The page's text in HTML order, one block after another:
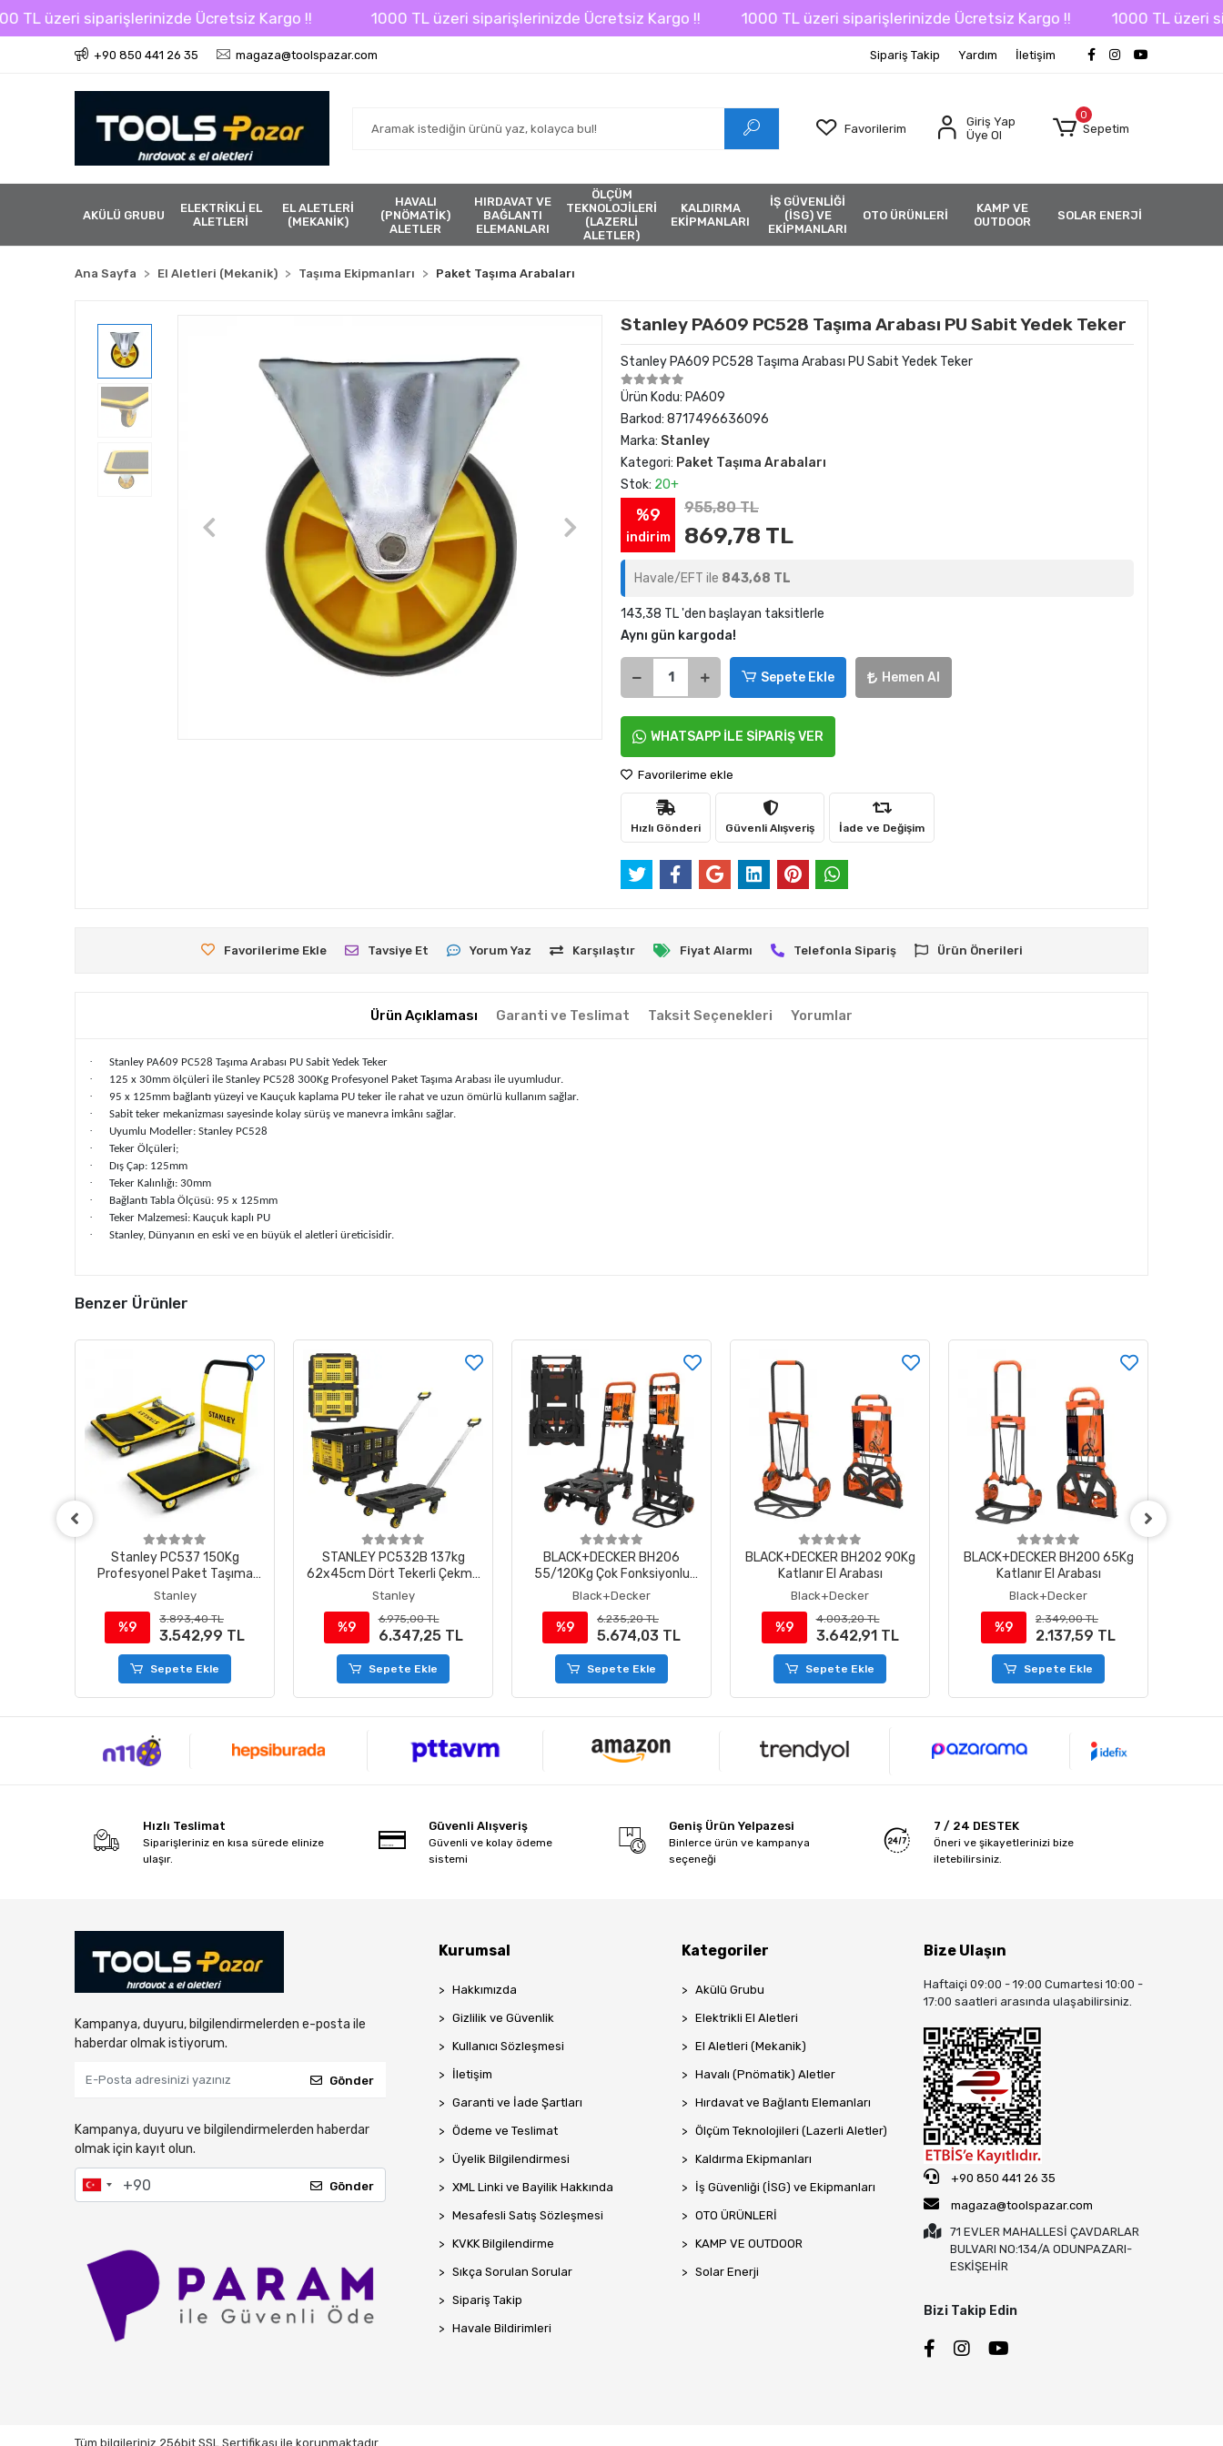
üzeri siparişlerinizde Ücretsiz Kargo !! 1000 TL üzeri siparişlerinizde Ücretsiz Kargo !! 1000 TL üzeri siparişlerinizde Ücretsiz Kargo !! 1000 TL üzeri
+90 850 441 26 35 magaza@toolspazar.com Sipariş Takip Yardım İletişim
Favorilerim
Giriş Yap
Üye Ol
0
Sepetim
AKÜLÜ GRUBU
ELEKTRİKLİ EL
ALETLERİ
EL ALETLERİ
(MEKANİK)
HAVALI
(PNÖMATİK)
ALETLER
HIRDAVAT VE
BAĞLANTI
ELEMANLARI
ÖLÇÜM
TEKNOLOJİLERİ
(LAZERLİ
ALETLER)
KALDIRMA
EKİPMANLARI
İŞ GÜVENLİĞİ
(İSG) VE
EKİPMANLARI
OTO ÜRÜNLERİ
KAMP VE
OUTDOOR
SOLAR ENERJİ
Ana Sayfa El Aletleri (Mekanik) Taşıma Ekipmanları Paket Taşıma Arabaları
Stanley PA609 PC528 Taşıma Arabası PU Sabit Yedek Teker
Stanley PA609 PC528 Taşıma Arabası PU Sabit Yedek Teker
Ürün Kodu: PA609
Barkod: 8717496636096
Marka: Stanley
Kategori: Paket Taşıma Arabaları
Stok: 20+
%9
indirim
955,80 TL
869,78 TL
Havale/EFT ile 843,68 TL
143,38 TL 'den başlayan taksitlerle
Aynı gün kargoda!
Sepete Ekle Hemen Al
WHATSAPP İLE SİPARİŞ VER
Favorilerime ekle
Hızlı Gönderi Güvenli Alışveriş İade ve Değişim
Favorilerime Ekle Tavsiye Et Yorum Yaz Karşılaştır Fiyat Alarmı Telefonla Sipariş Ürün Önerileri
Ürün Açıklaması Garanti ve Teslimat Taksit Seçenekleri Yorumlar
· Stanley PA609 PC528 Taşıma Arabası PU Sabit Yedek Teker
· 125 x 30mm ölçüleri ile Stanley PC528 300Kg Profesyonel Paket Taşıma Arabası ile uyumludur.
· 95 x 125mm bağlantı yüzeyi ve Kauçuk kaplama PU teker ile rahat ve uzun ömürlü kullanım sağlar.
· Sabit teker mekanizması sayesinde kolay sürüş ve manevra imkânı sağlar.
· Uyumlu Modeller: Stanley PC528
· Teker Ölçüleri;
· Dış Çap: 125mm
· Teker Kalınlığı: 30mm
· Bağlantı Tabla Ölçüsü: 95 x 125mm
· Teker Malzemesi: Kauçuk kaplı PU
· Stanley, Dünyanın en eski ve en büyük el aletleri üreticisidir.
Benzer Ürünler
Stanley PC537 150Kg
Profesyonel Paket Taşıma
Arabası
Stanley
%9
3.893,40 TL
3.542,99 TL
Sepete Ekle
STANLEY PC532B 137kg
62x45cm Dört Tekerli Çekme
Kollu Yük ve Paket Taşıma
Arabası + FT505 Çok Amaçlı
Taşıma Sepeti
Stanley
%9
6.975,00 TL
6.347,25 TL
Sepete Ekle
BLACK+DECKER BH206
55/120Kg Çok Fonksiyonlu
Katlanır El Arabası
Black+Decker
%9
6.235,20 TL
5.674,03 TL
Sepete Ekle
BLACK+DECKER BH202 90Kg
Katlanır El Arabası
Black+Decker
%9
4.003,20 TL
3.642,91 TL
Sepete Ekle
BLACK+DECKER BH200 65Kg
Katlanır El Arabası
Black+Decker
%9
2.349,00 TL
2.137,59 TL
Sepete Ekle
Hızlı Teslimat
Siparişleriniz en kısa sürede elinize
ulaşır.
Güvenli Alışveriş
Güvenli ve kolay ödeme
sistemi
Geniş Ürün Yelpazesi
Binlerce ürün ve kampanya
seçeneği
7 / 24 DESTEK
Öneri ve şikayetlerinizi bize
iletebilirsiniz.
Kampanya, duyuru, bilgilendirmelerden e-posta ile
haberdar olmak istiyorum.
Gönder
Kampanya, duyuru ve bilgilendirmelerden haberdar
olmak için kayıt olun.
Gönder
Kurumsal
Hakkımızda
Gizlilik ve Güvenlik
Kullanıcı Sözleşmesi
İletişim
Garanti ve İade Şartları
Ödeme ve Teslimat
Üyelik Bilgilendirmesi
XML Linki ve Bayilik Hakkında
Mesafesli Satış Sözleşmesi
KVKK Bilgilendirme
Sıkça Sorulan Sorular
Sipariş Takip
Havale Bildirimleri
Kategoriler
Akülü Grubu
Elektrikli El Aletleri
El Aletleri (Mekanik)
Havalı (Pnömatik) Aletler
Hırdavat ve Bağlantı Elemanları
Ölçüm Teknolojileri (Lazerli Aletler)
Kaldırma Ekipmanları
İş Güvenliği (İSG) ve Ekipmanları
OTO ÜRÜNLERİ
KAMP VE OUTDOOR
Solar Enerji
Bize Ulaşın
Haftaiçi 09:00 - 19:00 Cumartesi 10:00 -
17:00 saatleri arasında ulaşabilirsiniz.
+90 850 441 26 35
magaza@toolspazar.com
71 EVLER MAHALLESİ ÇAVDARLAR
BULVARI NO:134/A ODUNPAZARI-
ESKİŞEHİR
Bizi Takip Edin
Tüm bilgileriniz 256bit SSL Sertifikası ile korunmaktadır.